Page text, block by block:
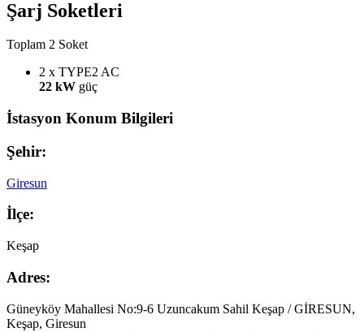
Şarj Soketleri
Toplam 2 Soket
2 x TYPE2AC
22 kW güç
İstasyon Konum Bilgileri
Şehir:
Giresun
İlçe:
Keşap
Adres:
Güneyköy Mahallesi No:9-6 Uzuncakum Sahil Keşap / GİRESUN,
Keşap, Giresun